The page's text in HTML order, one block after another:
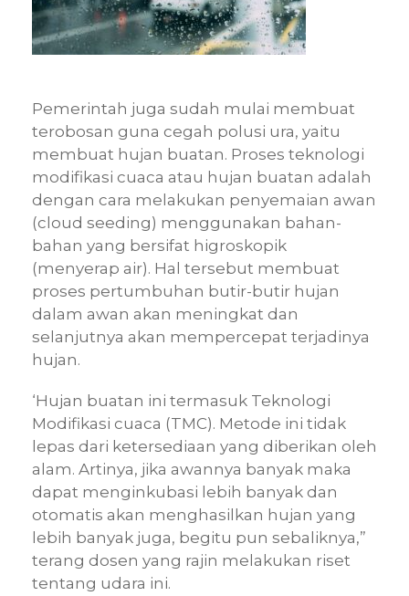
Pemerintah juga sudah mulai membuat
terobosan guna cegah polusi ura, yaitu
membuat hujan buatan. Proses teknologi
modifikasi cuaca atau hujan buatan adalah
dengan cara melakukan penyemaian awan
(cloud seeding) menggunakan bahan-
bahan yang bersifat higroskopik
(menyerap air). Hal tersebut membuat
proses pertumbuhan butir-butir hujan
dalam awan akan meningkat dan
selanjutnya akan mempercepat terjadinya
hujan.
‘Hujan buatan ini termasuk Teknologi
Modifikasi cuaca (TMC). Metode ini tidak
lepas dari ketersediaan yang diberikan oleh
alam. Artinya, jika awannya banyak maka
dapat menginkubasi lebih banyak dan
otomatis akan menghasilkan hujan yang
lebih banyak juga, begitu pun sebaliknya,”
terang dosen yang rajin melakukan riset
tentang udara ini.